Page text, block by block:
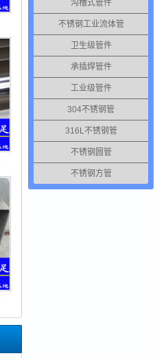
沟槽式管件
不锈钢工业流体管
卫生级管件
承插焊管件
工业级管件
304不锈钢管
316L不锈钢管
不锈钢圆管
不锈钢方管